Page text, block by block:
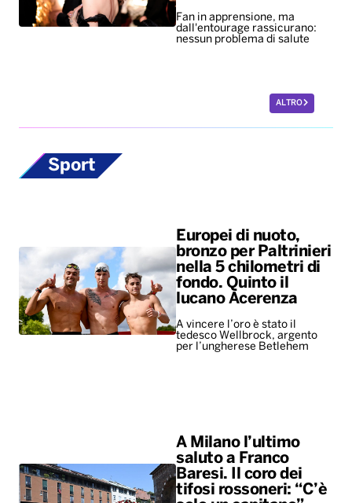
Fan in apprensione, ma
dall'entourage rassicurano:
nessun problema di salute
ALTRO
Sport
Europei di nuoto,
bronzo per Paltrinieri
nella 5 chilometri di
fondo. Quinto il
lucano Acerenza
A vincere l’oro è stato il
tedesco Wellbrock, argento
per l’ungherese Betlehem
A Milano l’ultimo
saluto a Franco
Baresi. Il coro dei
tifosi rossoneri: “C’è